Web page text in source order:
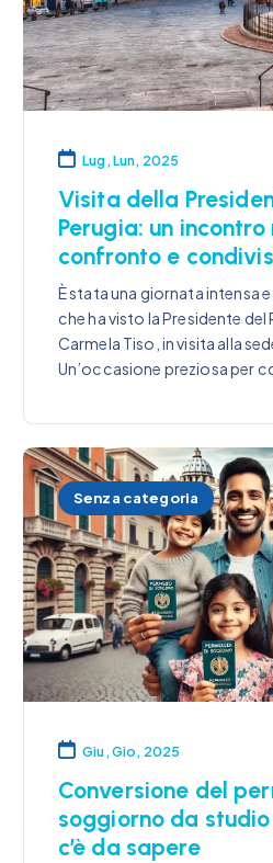
Lug, Lun, 2025
Visita della
Perugia: un
confronto e
È stata una giornata intensa
che ha visto la Presidente del
Carmela Tiso, in visita alla
Un’occasione preziosa per
Senza categoria
Giu, Gio, 2025
Conversione del
soggiorno da
c’è da sapere